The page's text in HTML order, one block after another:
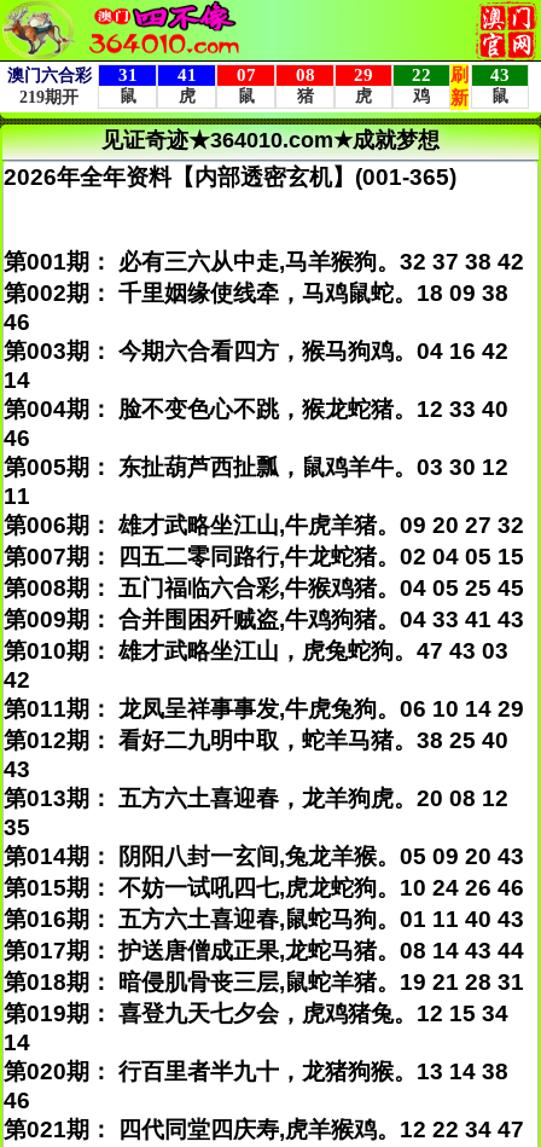
见证奇迹★364010.com★成就梦想
2026年全年资料【内部透密玄机】(001-365)
第001期： 必有三六从中走,马羊猴狗。32 37 38 42
第002期： 千里姻缘使线牵，马鸡鼠蛇。18 09 38
46
第003期： 今期六合看四方，猴马狗鸡。04 16 42
14
第004期： 脸不变色心不跳，猴龙蛇猪。12 33 40
46
第005期： 东扯葫芦西扯瓢，鼠鸡羊牛。03 30 12
11
第006期： 雄才武略坐江山,牛虎羊猪。09 20 27 32
第007期： 四五二零同路行,牛龙蛇猪。02 04 05 15
第008期： 五门福临六合彩,牛猴鸡猪。04 05 25 45
第009期： 合并围困歼贼盗,牛鸡狗猪。04 33 41 43
第010期： 雄才武略坐江山，虎兔蛇狗。47 43 03
42
第011期： 龙凤呈祥事事发,牛虎兔狗。06 10 14 29
第012期： 看好二九明中取，蛇羊马猪。38 25 40
43
第013期： 五方六土喜迎春，龙羊狗虎。20 08 12
35
第014期： 阴阳八封一玄间,兔龙羊猴。05 09 20 43
第015期： 不妨一试吼四七,虎龙蛇狗。10 24 26 46
第016期： 五方六土喜迎春,鼠蛇马狗。01 11 40 43
第017期： 护送唐僧成正果,龙蛇马猪。08 14 43 44
第018期： 暗侵肌骨丧三层,鼠蛇羊猪。19 21 28 31
第019期： 喜登九天七夕会，虎鸡猪兔。12 15 34
14
第020期： 行百里者半九十，龙猪狗猴。13 14 38
46
第021期： 四代同堂四庆寿,虎羊猴鸡。12 22 34 47